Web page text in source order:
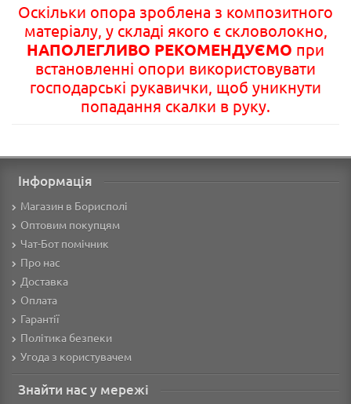
Оскільки опора зроблена з композитного
матеріалу, у складі якого є скловолокно,
НАПОЛЕГЛИВО РЕКОМЕНДУЄМО при
встановленні опори використовувати
господарські рукавички, щоб уникнути
попадання скалки в руку.
Інформація
Магазин в Борисполі
Оптовим покупцям
Чат-Бот помічник
Про нас
Доставка
Оплата
Гарантії
Політика безпеки
Угода з користувачем
Знайти нас у мережі